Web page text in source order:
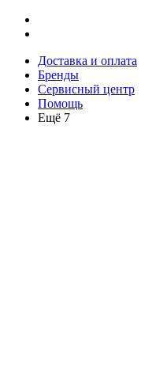
Доставка и оплата
Бренды
Сервисный центр
Помощь
Ещё 7